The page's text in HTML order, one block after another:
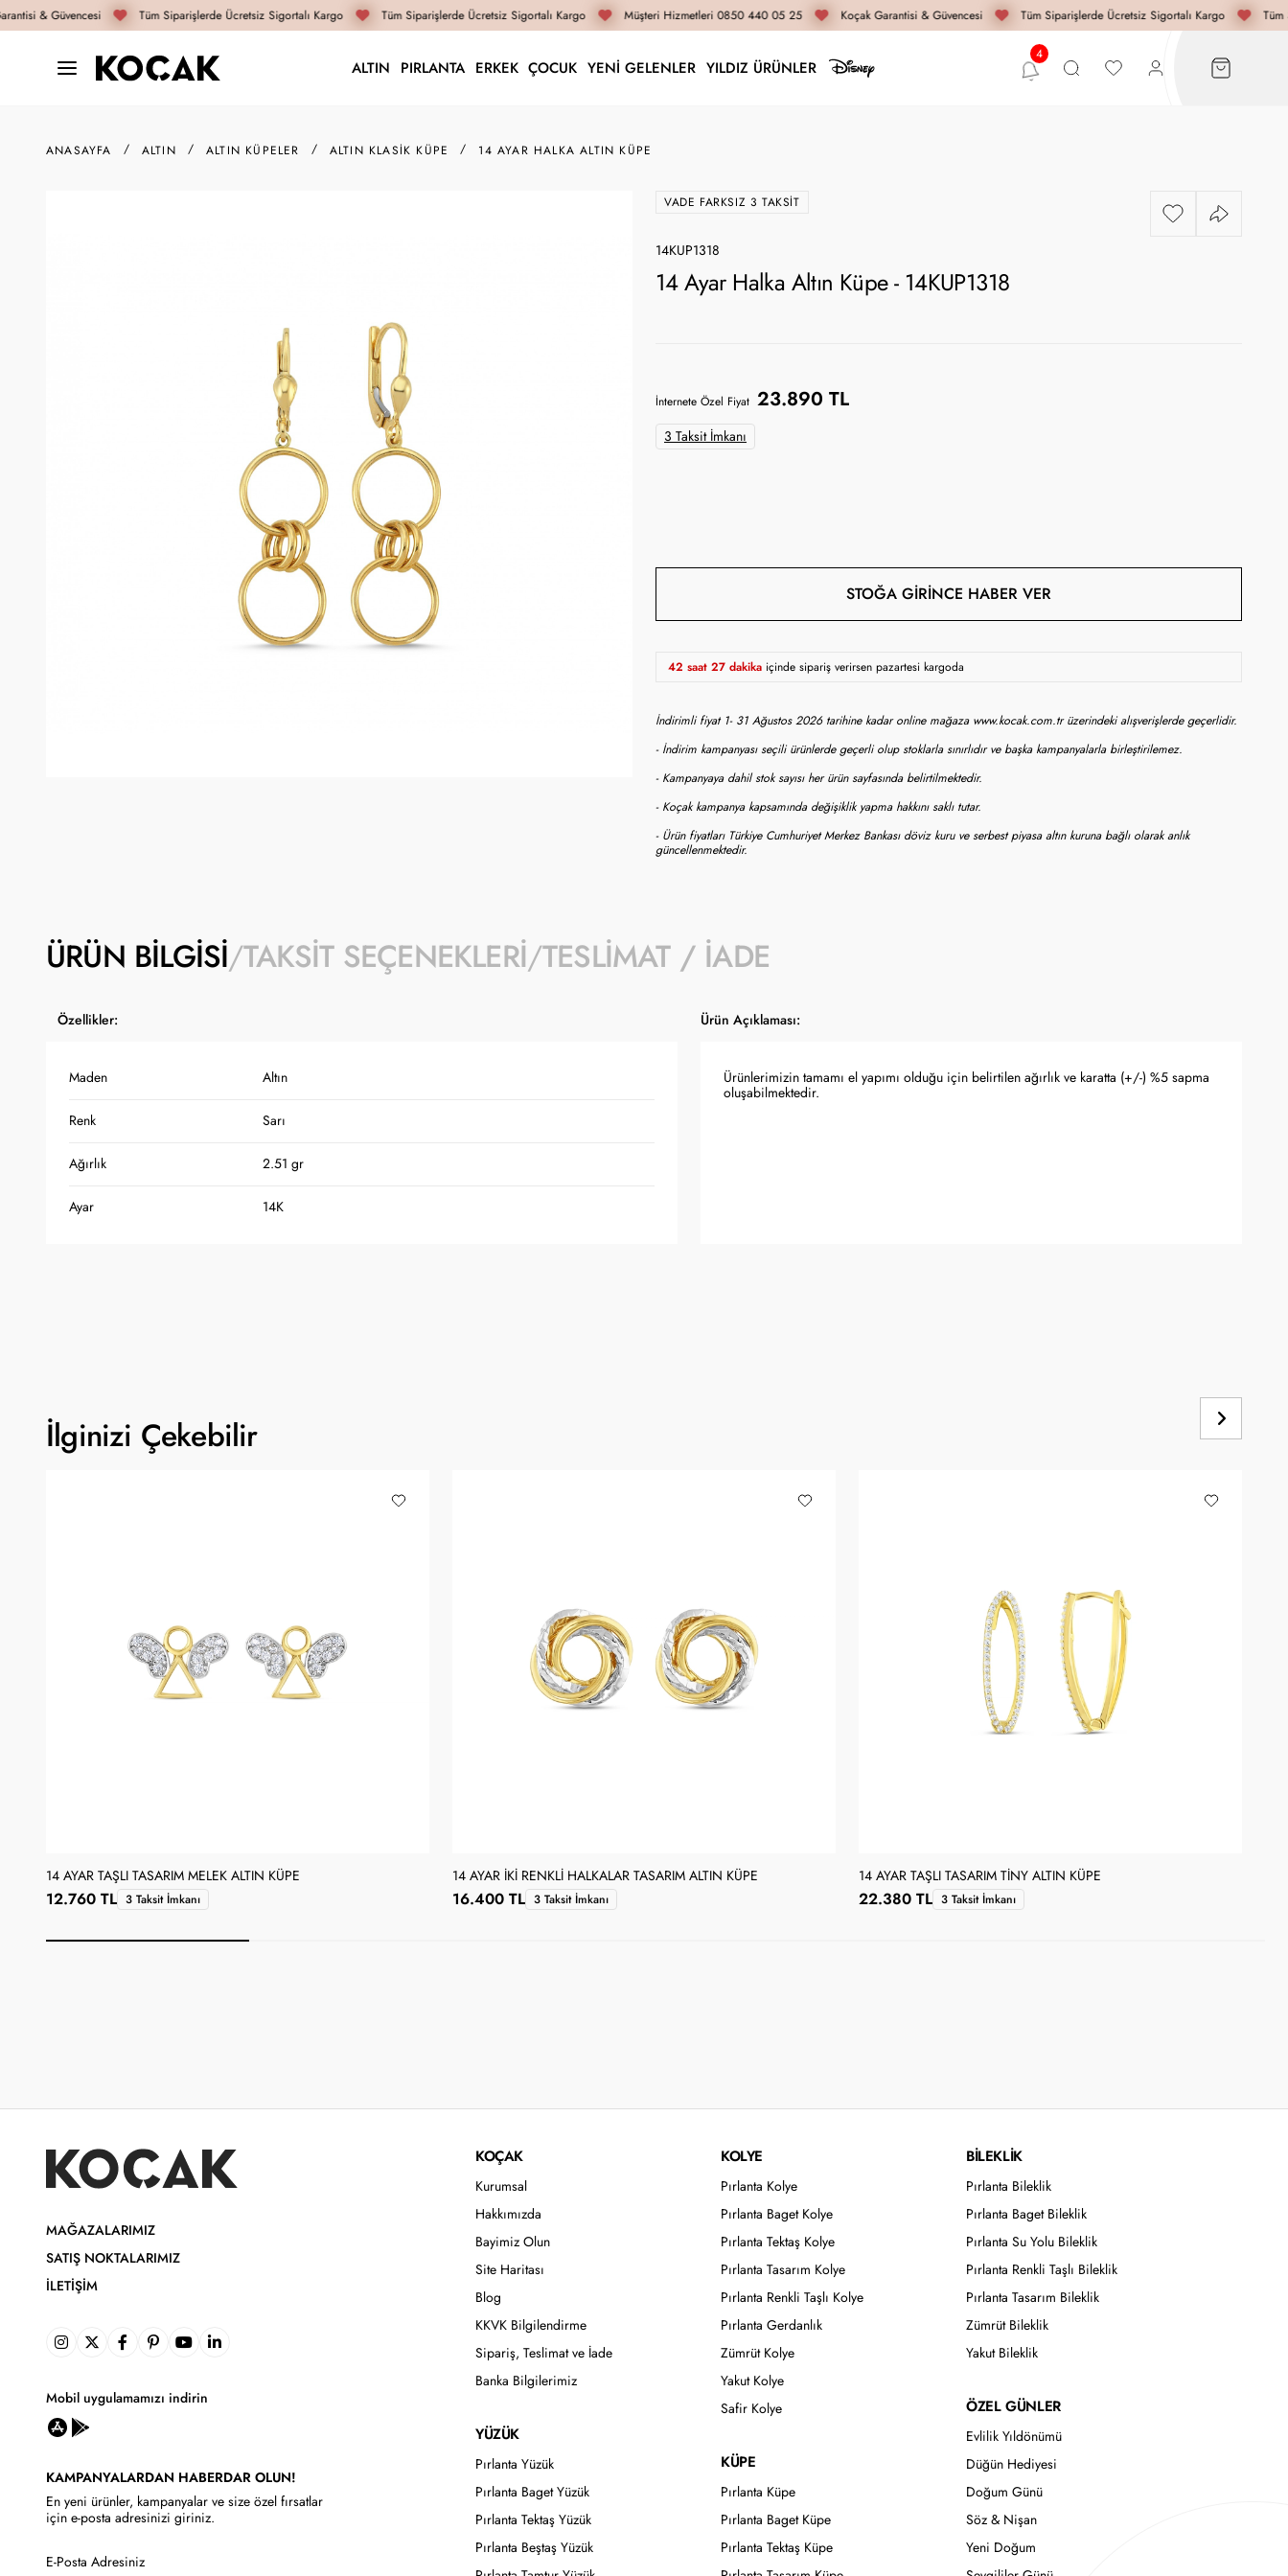
& Güvencesi Tüm Siparişlerde Ücretsiz Sigortalı Kargo Tüm Siparişlerde Ücretsiz Sigortalı Kargo Müşteri Hizmetleri 0850 440 05 25 Koçak Garantisi & Güvencesi Tüm Siparişlerde Ücretsiz Sigortalı Kargo Tüm
ALTIN PIRLANTA ERKEK ÇOCUK YENİ GELENLER YILDIZ ÜRÜNLER
ANASAYFA ALTIN ALTIN KÜPELER ALTIN KLASIK KÜPE 14 AYAR HALKA ALTIN KÜPE
VADE FARKSIZ 3 TAKSIT
14KUP1318
14 Ayar Halka Altın Küpe - 14KUP1318
İnternete Özel Fiyat 23.890 TL
3 Taksit İmkanı
STOĞA GIRINCE HABER VER
42 saat 27 dakika içinde sipariş verirsen pazartesi kargoda
İndirimli fiyat 1- 31 Ağustos 2026 tarihine kadar online mağaza www.kocak.com.tr üzerindeki alışverişlerde geçerlidir.
- İndirim kampanyası seçili ürünlerde geçerli olup stoklarla sınırlıdır ve başka kampanyalarla birleştirilemez.
- Kampanyaya dahil stok sayısı her ürün sayfasında belirtilmektedir.
- Koçak kampanya kapsamında değişiklik yapma hakkını saklı tutar.
- Ürün fiyatları Türkiye Cumhuriyet Merkez Bankası döviz kuru ve serbest piyasa altın kuruna bağlı olarak anlık
güncellenmektedir.
ÜRÜN BILGISI TAKSIT SEÇENEKLERI TESLIMAT / İADE
Özellikler: Ürün Açıklaması:
Maden Altın
Renk Sarı
Ağırlık 2.51 gr
Ayar 14K
Ürünlerimizin tamamı el yapımı olduğu için belirtilen ağırlık ve karatta (+/-) %5 sapma
oluşabilmektedir.
İlginizi Çekebilir
14 AYAR TAŞLI TASARIM MELEK ALTIN KÜPE
12.760 TL 3 Taksit İmkanı
14 AYAR İKI RENKLI HALKALAR TASARIM ALTIN KÜPE
16.400 TL 3 Taksit İmkanı
14 AYAR TAŞLI TASARIM TINY ALTIN KÜPE
22.380 TL 3 Taksit İmkanı
MAĞAZALARIMIZ
SATIŞ NOKTALARIMIZ
İLETIŞIM
Mobil uygulamamızı indirin
KAMPANYALARDAN HABERDAR OLUN!
En yeni ürünler, kampanyalar ve size özel fırsatlar
için e-posta adresinizi giriniz.
KOÇAK
Kurumsal
Hakkımızda
Bayimiz Olun
Site Haritası
Blog
KKVK Bilgilendirme
Sipariş, Teslimat ve İade
Banka Bilgilerimiz
YÜZÜK
Pırlanta Yüzük
Pırlanta Baget Yüzük
Pırlanta Tektaş Yüzük
Pırlanta Beştaş Yüzük
KOLYE
Pırlanta Kolye
Pırlanta Baget Kolye
Pırlanta Tektaş Kolye
Pırlanta Tasarım Kolye
Pırlanta Renkli Taşlı Kolye
Pırlanta Gerdanlık
Zümrüt Kolye
Yakut Kolye
Safir Kolye
KÜPE
Pırlanta Küpe
Pırlanta Baget Küpe
Pırlanta Tektaş Küpe
BİLEKLİK
Pırlanta Bileklik
Pırlanta Baget Bileklik
Pırlanta Su Yolu Bileklik
Pırlanta Renkli Taşlı Bileklik
Pırlanta Tasarım Bileklik
Zümrüt Bileklik
Yakut Bileklik
ÖZEL GÜNLER
Evlilik Yıldönümü
Düğün Hediyesi
Doğum Günü
Söz & Nişan
Yeni Doğum